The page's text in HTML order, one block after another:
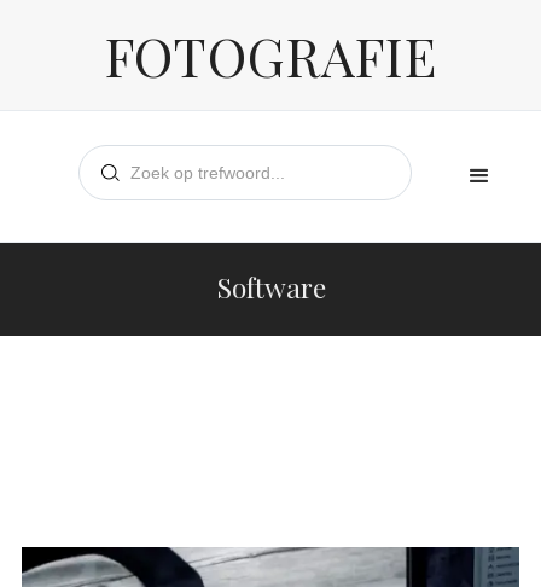
FOTOGRAFIE
Software